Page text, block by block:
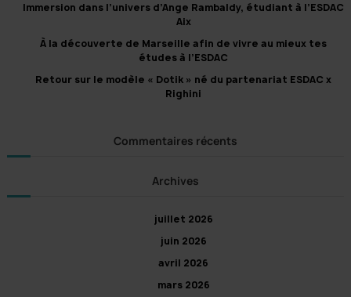
:
Immersion dans l’univers d’Ange Rambaldy, étudiant à l’ESDAC
Aix
À la découverte de Marseille afin de vivre au mieux tes
études à l’ESDAC
Retour sur le modèle « Dotik » né du partenariat ESDAC x
Righini
Commentaires récents
Archives
juillet 2026
juin 2026
avril 2026
mars 2026